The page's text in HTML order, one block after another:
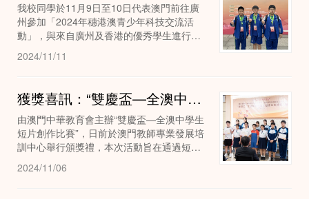
我校同學於11月9日至10日代表澳門前往廣
州參加「2024年穗港澳青少年科技交流活
動」，與來自廣州及香港的優秀學生進行為
期兩天的交流，並參與無人機空中足球比
賽，同學們表現出色，獲得亞軍，為校爭
2024/11/11
獲獎喜訊：“雙慶盃—全澳中學生短片創作比賽”獲優異成績
由澳門中華教育會主辦“雙慶盃—全澳中學生
短片創作比賽”，日前於澳門教師專業發展培
訓中心舉行頒獎禮，本次活動旨在通過短片
創作激發學生愛國愛澳的熱忱，展現國家與
澳門特區發展成果，鼓勵學生深入認識粵港
2024/11/06